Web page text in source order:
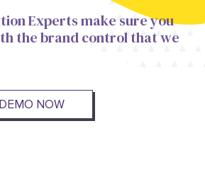
Experts make sure you
the brand control that we
NOW